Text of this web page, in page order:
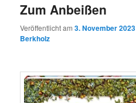
Zum Anbeißen
Veröffentlicht am3. November 2023
Berkholz